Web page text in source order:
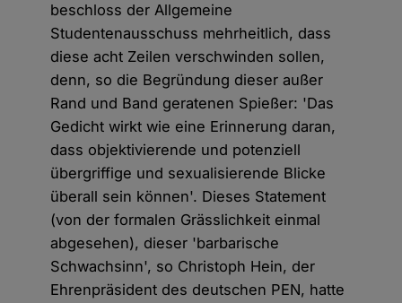
beschloss der Allgemeine
Studentenausschuss mehrheitlich, dass
diese acht Zeilen verschwinden sollen,
denn, so die Begründung dieser außer
Rand und Band geratenen Spießer: 'Das
Gedicht wirkt wie eine Erinnerung daran,
dass objektivierende und potenziell
übergriffige und sexualisierende Blicke
überall sein können'. Dieses Statement
(von der formalen Grässlichkeit einmal
abgesehen), dieser 'barbarische
Schwachsinn', so Christoph Hein, der
Ehrenpräsident des deutschen PEN, hatte